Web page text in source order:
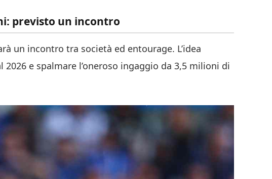
previsto un incontro
un incontro tra società ed entourage. L’idea
e spalmare l’oneroso ingaggio da 3,5 milioni di